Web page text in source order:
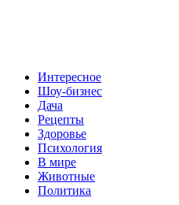
Интересное
Шоу-бизнес
Дача
Рецепты
Здоровье
Психология
В мире
Животные
Политика